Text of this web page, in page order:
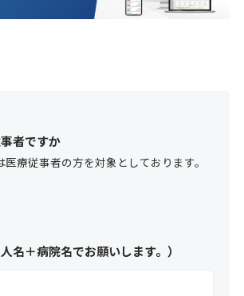
者ですか
療従事者の方を対象としております。
名＋病院名でお願いします。）